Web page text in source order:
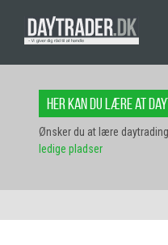
Her kan du lære at
Ønsker du at lære
ledige pladser